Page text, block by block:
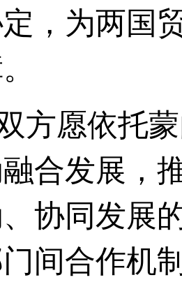
，为两国
双方愿依托
合发展，
协同发展
间合作机